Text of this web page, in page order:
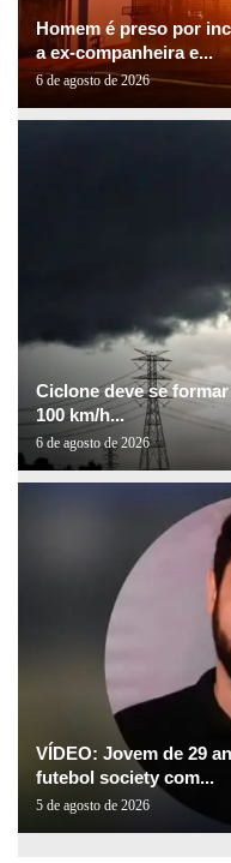
Homem é preso por
a ex-companheira e...
6 de agosto de 2026
Ciclone deve se
100 km/h...
6 de agosto de 2026
VÍDEO: Jovem de 29
futebol society com...
5 de agosto de 2026